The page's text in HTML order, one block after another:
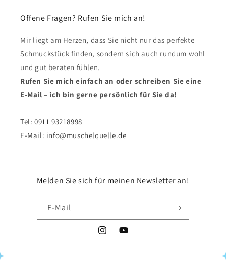
Offene Fragen? Rufen Sie mich an!
Mir liegt am Herzen, dass Sie nicht nur das perfekte
Schmuckstück finden, sondern sich auch rundum wohl
und gut beraten fühlen.
Rufen Sie mich einfach an oder schreiben Sie eine
E-Mail – ich bin gerne persönlich für Sie da!
Tel: 0911 93218998
E-Mail: info@muschelquelle.de
Melden Sie sich für meinen Newsletter an!
E-Mail
InstagramYouTube